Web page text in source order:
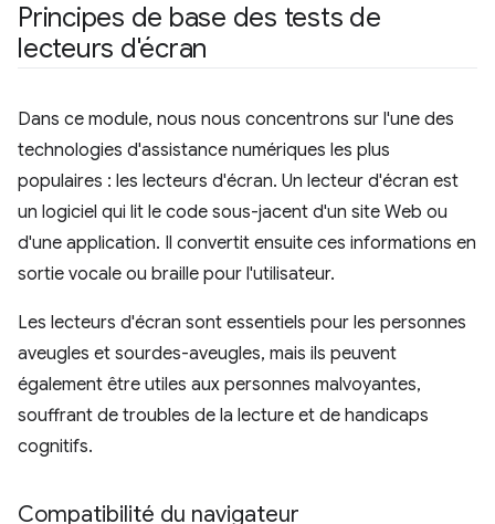
Principes de base des tests de
lecteurs d'écran
Dans ce module, nous nous concentrons sur l'une des
technologies d'assistance numériques les plus
populaires : les lecteurs d'écran. Un lecteur d'écran est
un logiciel qui lit le code sous-jacent d'un site Web ou
d'une application. Il convertit ensuite ces informations en
sortie vocale ou braille pour l'utilisateur.
Les lecteurs d'écran sont essentiels pour les personnes
aveugles et sourdes-aveugles, mais ils peuvent
également être utiles aux personnes malvoyantes,
souffrant de troubles de la lecture et de handicaps
cognitifs.
Compatibilité du navigateur